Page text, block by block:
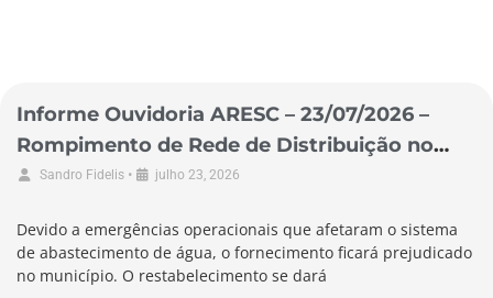
Informe Ouvidoria ARESC – 23/07/2026 –
Rompimento de Rede de Distribuição no
Município de São Lourenço do Oeste
Sandro Fidelis • julho 23, 2026
Devido a emergências operacionais que afetaram o sistema
de abastecimento de água, o fornecimento ficará prejudicado
no município. O restabelecimento se dará